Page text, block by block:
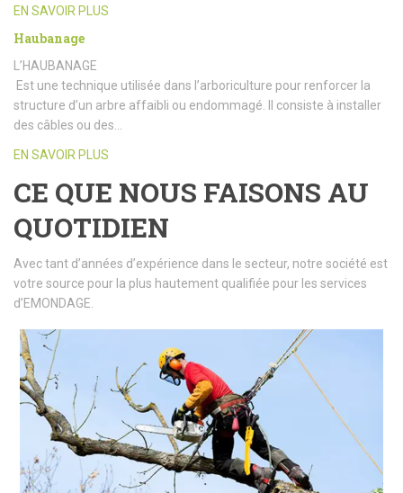
EN SAVOIR PLUS
Haubanage
L’HAUBANAGE
Est une technique utilisée dans l’arboriculture pour renforcer la
structure d’un arbre affaibli ou endommagé. Il consiste à installer
des câbles ou des…
EN SAVOIR PLUS
CE QUE NOUS FAISONS AU
QUOTIDIEN
Avec tant d’années d’expérience dans le secteur, notre société est
votre source pour la plus hautement qualifiée pour les services
d’EMONDAGE.